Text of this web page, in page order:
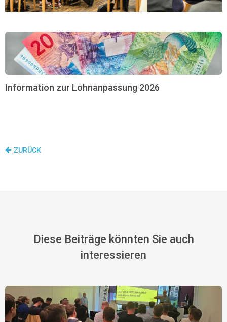
Information zur Lohnanpassung 2026
ZURÜCK
Diese Beiträge könnten Sie auch
interessieren